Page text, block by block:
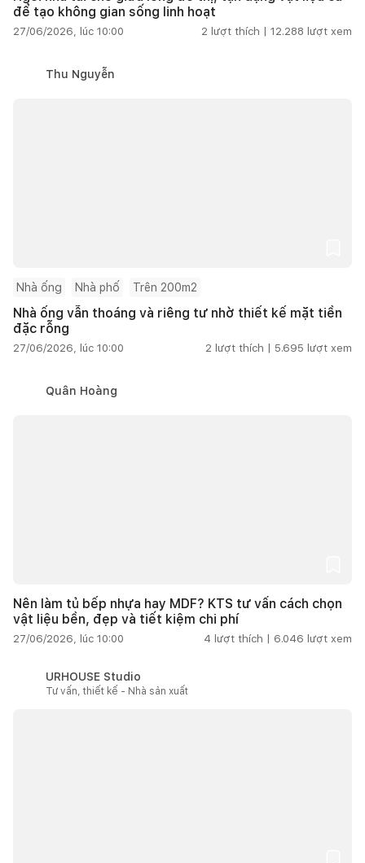
để tạo không gian sống linh hoạt
27/06/2026, lúc 10:00 2 lượt thích | 12.288 lượt xem
Thu Nguyễn
Nhà ống Nhà phố Trên 200m2
Nhà ống vẫn thoáng và riêng tư nhờ thiết kế mặt tiền
đặc rỗng
27/06/2026, lúc 10:00 2 lượt thích | 5.695 lượt xem
Quân Hoàng
Nên làm tủ bếp nhựa hay MDF? KTS tư vấn cách chọn
vật liệu bền, đẹp và tiết kiệm chi phí
27/06/2026, lúc 10:00 4 lượt thích | 6.046 lượt xem
URHOUSE Studio
Tư vấn, thiết kế - Nhà sản xuất